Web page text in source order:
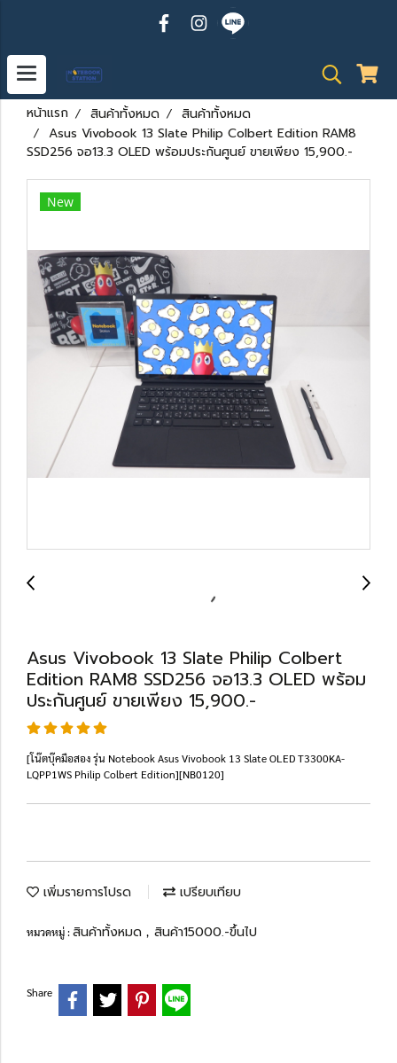
หน้าแรก สินค้าทั้งหมด
สินค้าทั้งหมด
Asus Vivobook 13 Slate Philip Colbert Edition RAM8
SSD256 จอ13.3 OLED พร้อมประกันศูนย์ ขายเพียง 15,900.-
New
Asus Vivobook 13 Slate Philip Colbert
Edition RAM8 SSD256 จอ13.3 OLED พร้อม
ประกันศูนย์ ขายเพียง 15,900.-
[โน๊ตบุ๊คมือสอง รุ่น Notebook Asus Vivobook 13 Slate OLED T3300KA-
LQPP1WS Philip Colbert Edition][NB0120]
เพิ่มรายการโปรด เปรียบเทียบ
หมวดหมู่ :สินค้าทั้งหมด , สินค้า15000.-ขึ้นไป
Share